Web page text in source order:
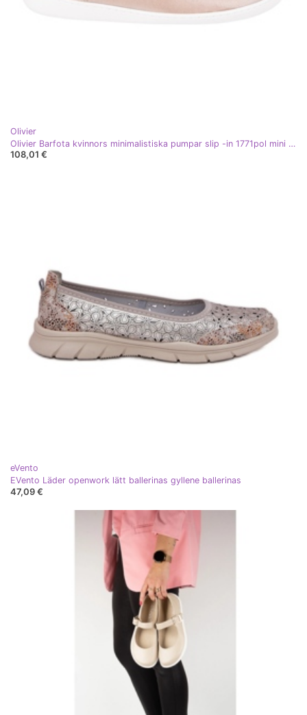
Olivier
Olivier Barfota kvinnors minimalistiska pumpar slip -in 1771pol mini rosa satin
108,01 €
eVento
EVento Läder openwork lätt ballerinas gyllene ballerinas
47,09 €